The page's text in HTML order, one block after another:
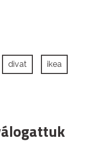
divat ikea